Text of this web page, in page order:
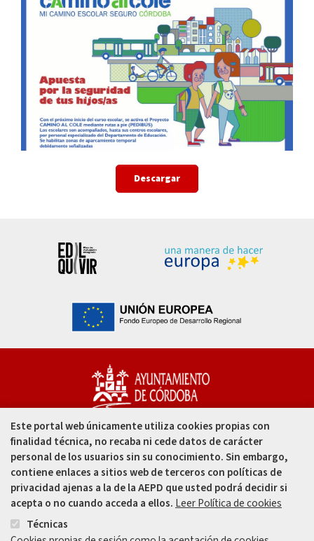
Descargar
Capitulares, 1. 14002
Córdoba - España
957 49 99 00
957 47 80 50
Este portal web únicamente utiliza cookies propias con
finalidad técnica, no recaba ni cede datos de carácter
personal de los usuarios sin su conocimiento. Sin embargo,
contiene enlaces a sitios web de terceros con políticas de
privacidad ajenas a la de la AEPD que usted podrá decidir si
acepta o no cuando acceda a ellos. Leer Política de cookies
Técnicas